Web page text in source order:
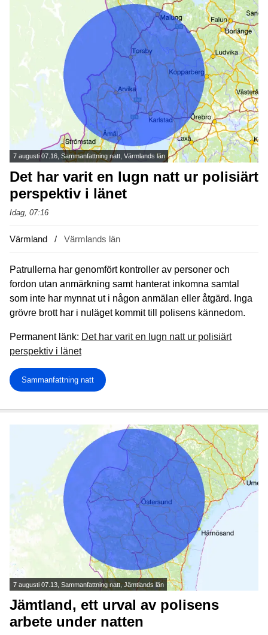
7 augusti 07.16, Sammanfattning natt, Värmlands län
Det har varit en lugn natt ur polisiärt
perspektiv i länet
Idag, 07:16
Värmland Värmlands län
Patrullerna har genomfört kontroller av personer och
fordon utan anmärkning samt hanterat inkomna samtal
som inte har mynnat ut i någon anmälan eller åtgärd. Inga
grövre brott har i nuläget kommit till polisens kännedom.
Permanent länk: Det har varit en lugn natt ur polisiärt
perspektiv i länet
Sammanfattning natt
7 augusti 07.13, Sammanfattning natt, Jämtlands län
Jämtland, ett urval av polisens
arbete under natten